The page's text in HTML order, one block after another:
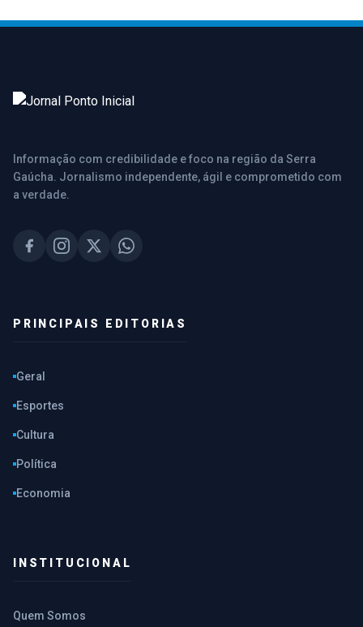
Informação com credibilidade e foco na região da Serra
Gaúcha. Jornalismo independente, ágil e comprometido com
a verdade.
PRINCIPAIS EDITORIAS
Geral
Esportes
Cultura
Política
Economia
INSTITUCIONAL
Quem Somos